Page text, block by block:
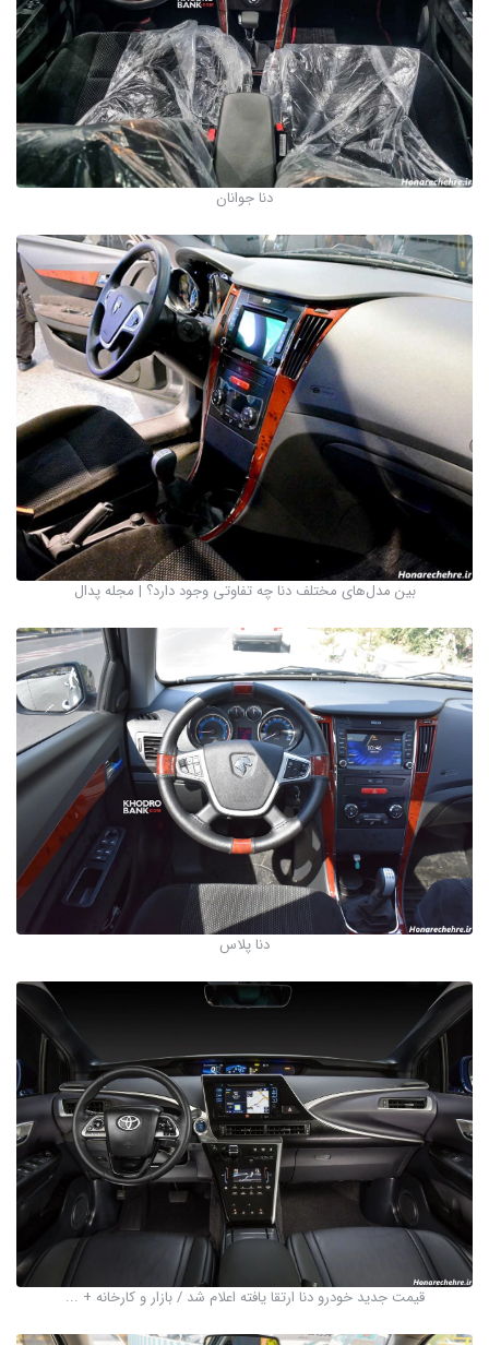
دنا جوانان
بین مدل‌های مختلف دنا چه تفاوتی وجود دارد؟ | مجله پدال
دنا پلاس
قیمت جدید خودرو دنا ارتقا یافته اعلام شد / بازار و کارخانه + ...